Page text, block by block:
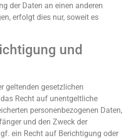
der Daten an einen anderen
erfolgt dies nur, soweit es
und
geltenden gesetzlichen
Recht auf unentgeltliche
personenbezogenen Daten,
und den Zweck der
ein Recht auf Berichtigung oder